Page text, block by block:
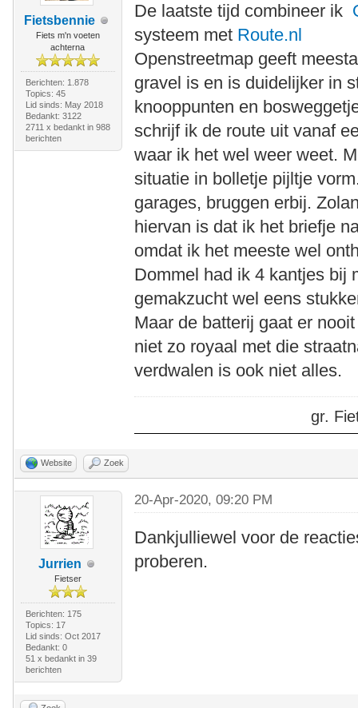
Fietsbennie
Fiets m'n voeten
achterna
Berichten: 1.878
Topics: 45
Lid sinds: May 2018
Bedankt: 3122
2711 x bedankt in 988
berichten
De laatste tijd combineer ik
systeem met Route.nl
Openstreetmap geeft
gravel is en is duidelijker in
knooppunten en
schrijf ik de route uit vanaf
waar ik het wel weer weet.
situatie in bolletje pijltje
garages, bruggen erbij.
hiervan is dat ik het briefje
omdat ik het meeste wel
Dommel had ik 4 kantjes bij
gemakzucht wel eens
Maar de batterij gaat er
niet zo royaal met die
verdwalen is ook niet alles.
gr.
Website Zoek
Jurrien
Fietser
Berichten: 175
Topics: 17
Lid sinds: Oct 2017
Bedankt: 0
51 x bedankt in 39
berichten
20-Apr-2020, 09:20 PM
Dankjulliewel voor de
proberen.